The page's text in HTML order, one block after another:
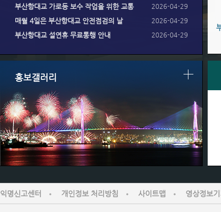
부산항대교 가로등 보수 작업을 위한 교통 2026-04-29
매월 4일은 부산항대교 안전점검의 날 2026-04-29
부산항대교 설연휴 무료통행 안내 2026-04-29
홍보갤러리
익명신고센터 개인정보 처리방침 사이트맵 영상정보